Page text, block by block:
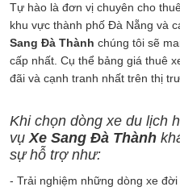
Tự hào là đơn vị chuyên cho
khu vực thành phố Đà Nẵng và
Sang Đà Thành chúng tôi sẽ
cấp nhất. Cụ thể bảng giá thuê
đãi và cạnh tranh nhất trên thị
Khi chọn dòng xe du lịch
vụXe Sang Đà Thành
sự hỗ trợ như:
- Trải nghiệm những dòng xe